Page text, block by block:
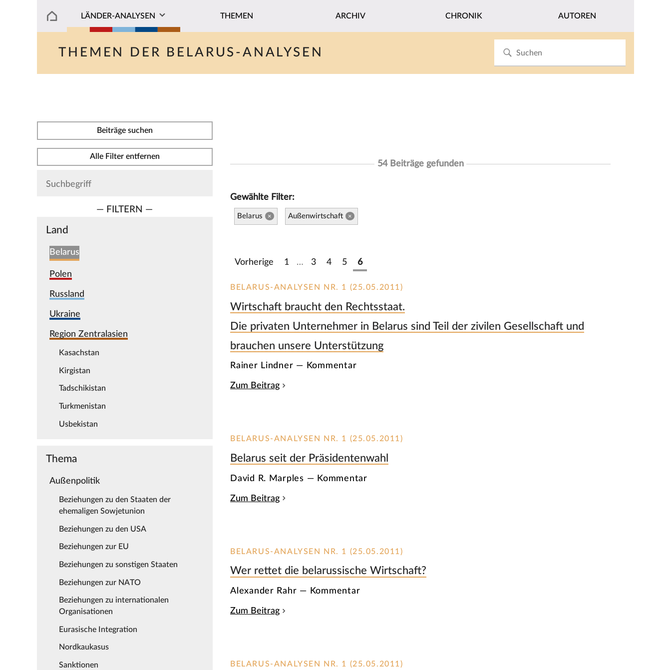
LÄNDER-ANALYSEN THEMEN ARCHIV CHRONIK AUTOREN
THEMEN DER BELARUS-ANALYSEN
Beiträge suchen
Alle Filter entfernen
— FILTERN —
Land
Belarus
Polen
Russland
Ukraine
Region Zentralasien
Kasachstan
Kirgistan
Tadschikistan
Turkmenistan
Usbekistan
Thema
Außenpolitik
Beziehungen zu den Staaten der
ehemaligen Sowjetunion
Beziehungen zu den USA
Beziehungen zur EU
Beziehungen zu sonstigen Staaten
Beziehungen zur NATO
Beziehungen zu internationalen
Organisationen
Eurasische Integration
Nordkaukasus
Sanktionen
54 Beiträge gefunden
Gewählte Filter:
Belarus × Außenwirtschaft ×
Vorherige 1 … 3 4 5 6
BELARUS-ANALYSEN NR. 1 (25.05.2011)
Wirtschaft braucht den Rechtsstaat.
Die privaten Unternehmer in Belarus sind Teil der zivilen Gesellschaft und
brauchen unsere Unterstützung
Rainer Lindner — Kommentar
Zum Beitrag
BELARUS-ANALYSEN NR. 1 (25.05.2011)
Belarus seit der Präsidentenwahl
David R. Marples — Kommentar
Zum Beitrag
BELARUS-ANALYSEN NR. 1 (25.05.2011)
Wer rettet die belarussische Wirtschaft?
Alexander Rahr — Kommentar
Zum Beitrag
BELARUS-ANALYSEN NR. 1 (25.05.2011)